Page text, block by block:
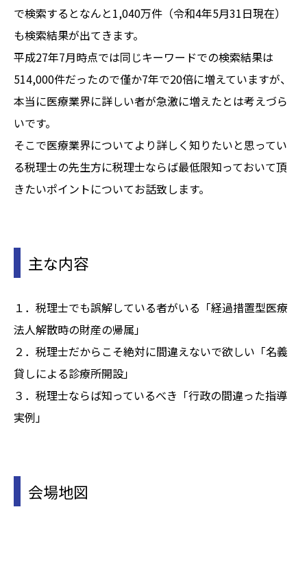
で検索するとなんと1,040万件（令和4年5月31日現在）
も検索結果が出てきます。
平成27年7月時点では同じキーワードでの検索結果は
514,000件だったので僅か7年で20倍に増えていますが、
本当に医療業界に詳しい者が急激に増えたとは考えづら
いです。
そこで医療業界についてより詳しく知りたいと思ってい
る税理士の先生方に税理士ならば最低限知っておいて頂
きたいポイントについてお話致します。
主な内容
１．税理士でも誤解している者がいる「経過措置型医療
法人解散時の財産の帰属」
２．税理士だからこそ絶対に間違えないで欲しい「名義
貸しによる診療所開設」
３．税理士ならば知っているべき「行政の間違った指導
実例」
会場地図